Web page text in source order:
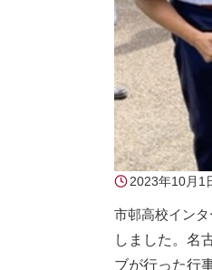
2023年10月1
市邨高校イン
しました。名
ブが行った行